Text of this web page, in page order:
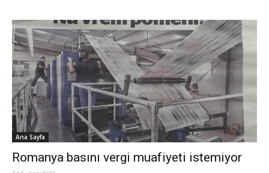
Ana Sayfa
Romanya basını vergi muafiyeti istemiyor